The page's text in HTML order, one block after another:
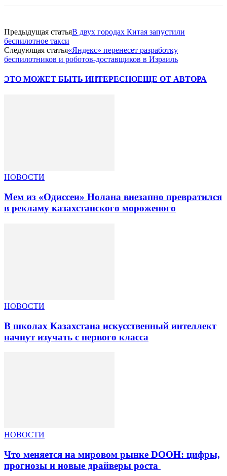
Предыдущая статьяВ двух городах Китая запустили
беспилотное такси
Следующая статья«Яндекс» перенесет разработку
беспилотников и роботов-доставщиков в Израиль
ЭТО МОЖЕТ БЫТЬ ИНТЕРЕСНОЕЩЕ ОТ АВТОРА
НОВОСТИ
Мем из «Одиссеи» Нолана внезапно превратился
в рекламу казахстанского мороженого
НОВОСТИ
В школах Казахстана искусственный интеллект
начнут изучать с первого класса
НОВОСТИ
Что меняется на мировом рынке DOOH: цифры,
прогнозы и новые драйверы роста